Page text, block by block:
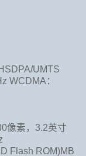
UMTS
WCDMA：
像素，3.2英寸
Flash ROM)MB